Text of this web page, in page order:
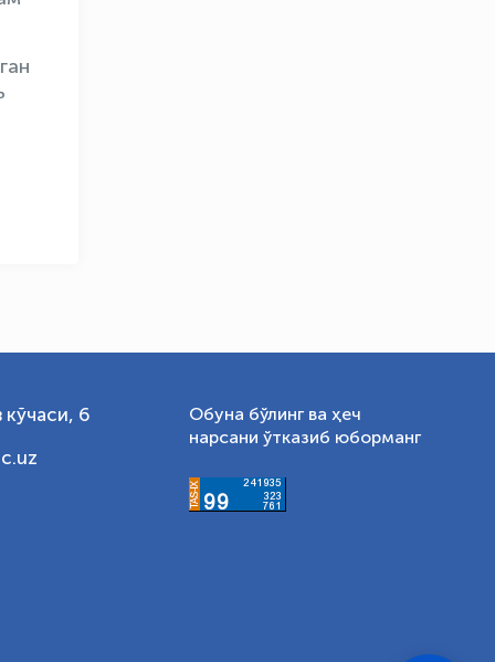
6
Обуна бўлинг ва ҳеч
нарсани ўтказиб юборманг